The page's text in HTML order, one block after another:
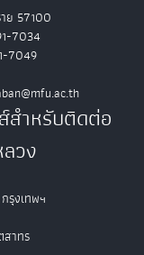
ย 57100
7034
7049
สำหรับติดต่อ
วง
รุงเทพฯ
สาทร